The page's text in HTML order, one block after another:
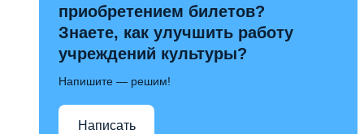
приобретением билетов?
Знаете, как улучшить работу
учреждений культуры?
Напишите — решим!
Написать